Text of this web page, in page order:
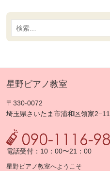
検
索:
星野ピアノ教室
〒330-0072
埼玉県さいたま市浦和区領家2−11
電話受付：10：00〜21：00
星野ピアノ教室へようこそ